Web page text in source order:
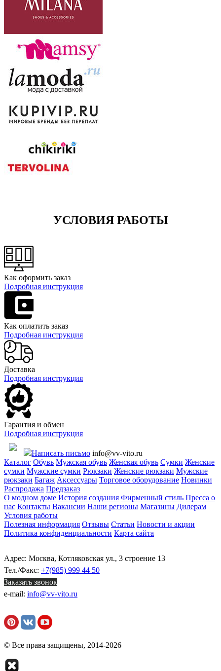
УСЛОВИЯ РАБОТЫ
Как оформить заказ
Подробная инструкция
Как оплатить заказ
Подробная инструкция
Доставка
Подробная инструкция
Гарантия и обмен
Подробная инструкция
Написать письмо info@vv-vito.ru
Каталог Обувь Мужская обувь Женская обувь Сумки Женские
сумки Мужские сумки Рюкзаки Женские рюкзаки Мужские
рюкзаки Багаж Аксессуары Торговое оборудование Новинки
Распродажа Предзаказ
О модном доме История создания Фирменный стиль Пресса о
нас Контакты Вакансии Наши регионы Магазины Дилерам
Условия работы
Полезная информация Отзывы Статьи Новости и акции
Политика конфиденциальности Карта сайта
Адрес: Москва, Котляковская ул., 3 строение 13
Тел./Факс: +7(985) 999 44 50
Заказать звонок
e-mail: info@vv-vito.ru
© Все права защищены, 2014-2026